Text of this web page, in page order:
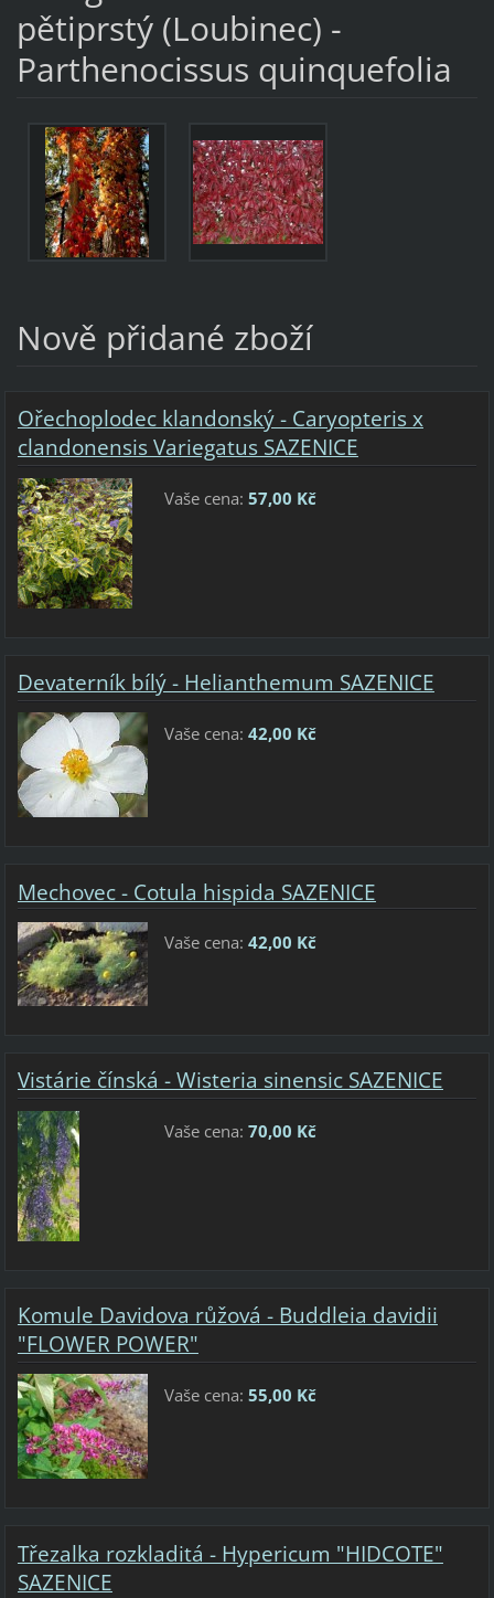
pětiprstý (Loubinec) -
Parthenocissus quinquefolia
Nově přidané zboží
Ořechoplodec klandonský - Caryopteris x
clandonensis Variegatus SAZENICE
Vaše cena: 57,00 Kč
Devaterník bílý - Helianthemum SAZENICE
Vaše cena: 42,00 Kč
Mechovec - Cotula hispida SAZENICE
Vaše cena: 42,00 Kč
Vistárie čínská - Wisteria sinensic SAZENICE
Vaše cena: 70,00 Kč
Komule Davidova růžová - Buddleia davidii
"FLOWER POWER"
Vaše cena: 55,00 Kč
Třezalka rozkladitá - Hypericum "HIDCOTE"
SAZENICE